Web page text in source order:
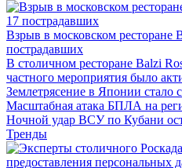
Взрыв в московском ресторане
пострадавших
В столичном ресторане Balzi
частного мероприятия было
Землетрясение в Японии стало
Масштабная атака БПЛА на
Ночной удар ВСУ по Кубани
Тренды